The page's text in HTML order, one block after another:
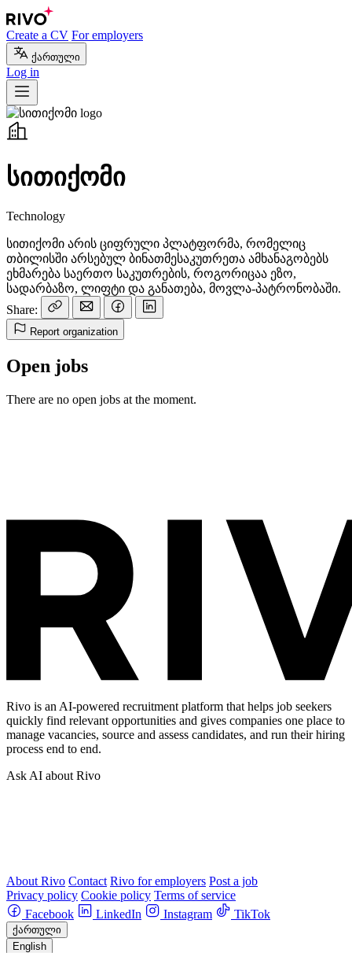
Create a CV For employers
ქართული
Log in
სითიქომი
Technology
სითიქომი არის ციფრული პლატფორმა, რომელიც
თბილისში არსებულ ბინათმესაკუთრეთა ამხანაგობებს
ეხმარება საერთო საკუთრების, როგორიცაა ეზო,
სადარბაზო, ლიფტი და განათება, მოვლა-პატრონობაში.
Share:
Report organization
Open jobs
There are no open jobs at the moment.
Rivo is an AI-powered recruitment platform that helps job seekers
quickly find relevant opportunities and gives companies one place to
manage vacancies, source and assess candidates, and run their hiring
process end to end.
Ask AI about Rivo
About Rivo Contact Rivo for employers Post a job
Privacy policy Cookie policy Terms of service
Facebook
LinkedIn Instagram TikTok
ქართული
English